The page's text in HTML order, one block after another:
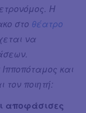
Η
στο θέατρο
να
και
ποιητή:
αποφάσισες